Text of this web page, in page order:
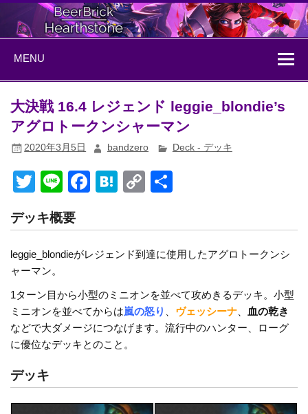
Skip
content
BeerBrick
Hearthstone
MENU
大決戦 16.4 レジェンド leggie_blondie’s
アグロトークンシャーマン
2020年3月5日 bandzero Deck - デッキ
T
tt
er
Li
e
F
c
e
o
o
k
H
e
n
C
p
y
n
k
デッキ概要
leggie_blondieがレジェンド到達に使用したアグロトークンシ
ャーマン。
1ターン目から小型のミニオンを並べて攻めきるデッキ。小型
ミニオンを並べてからは嵐の怒り ヴェッシーナ
血の乾き
などで大ダメージにつなげます。流行中のハンター、ローグ
に優位なデッキとのこと。
デッキ